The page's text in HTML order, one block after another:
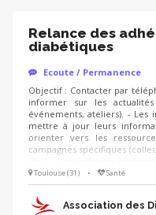
Relance des
diabétiques
Ecoute / Permanence
Objectif : Contacter par
informer sur les actualités
événements, ateliers). -
mettre à jour leurs
orienter vers les
campagnes spécifiques
ou répondre à leurs
importante ? Vous
vie des patients. Vous
adhérents.
Toulouse (31) • Santé
Association des